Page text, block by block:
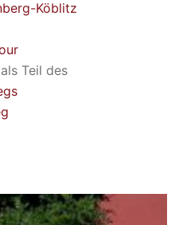
Köblitz
Teil des